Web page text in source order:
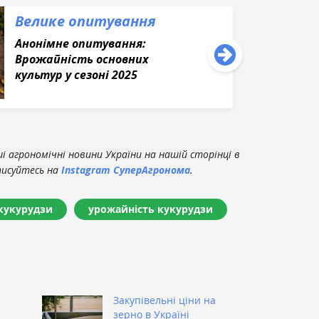
Велике опитування
Анонімне опитування:
Врожайність основних
культур у сезоні 2025
новини України на нашій сторінці в
на Instagram СуперАгронома.
урожайність кукурудзи
Закупівельні ціни на
зерно в Україні